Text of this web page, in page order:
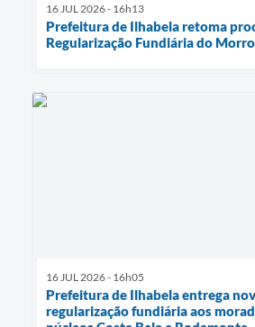
16 JUL 2026 - 16h13
Prefeitura de Ilhabela retoma
Regularização Fundiária do
16 JUL 2026 - 16h05
Prefeitura de Ilhabela entrega
regularização fundiária aos